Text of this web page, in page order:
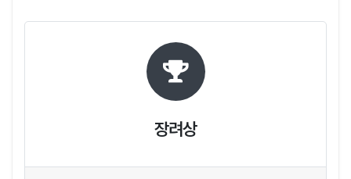
장려상